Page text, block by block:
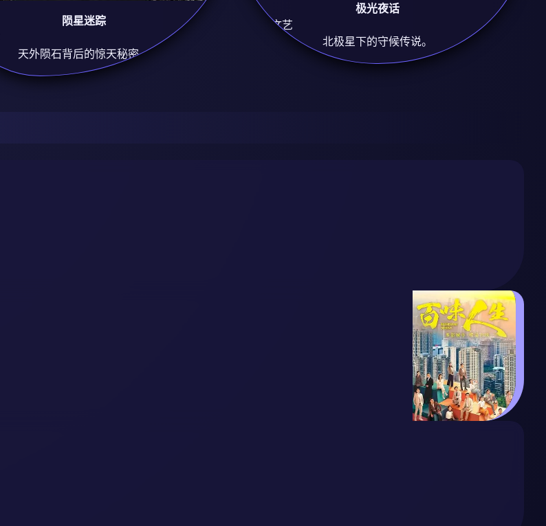
陨星迷踪
天外陨石背后的惊天秘密。
极光夜话
治愈/文艺
8.8
北极星下的守候传说。